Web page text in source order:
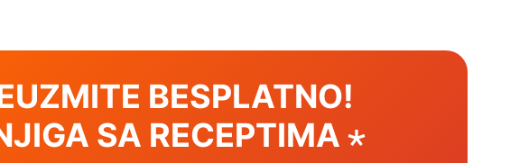
BESPLATNO!
SA RECEPTIMA ⋆